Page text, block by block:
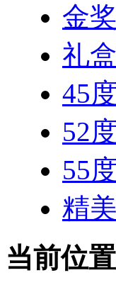
金
礼
45
52
55
精
当前位